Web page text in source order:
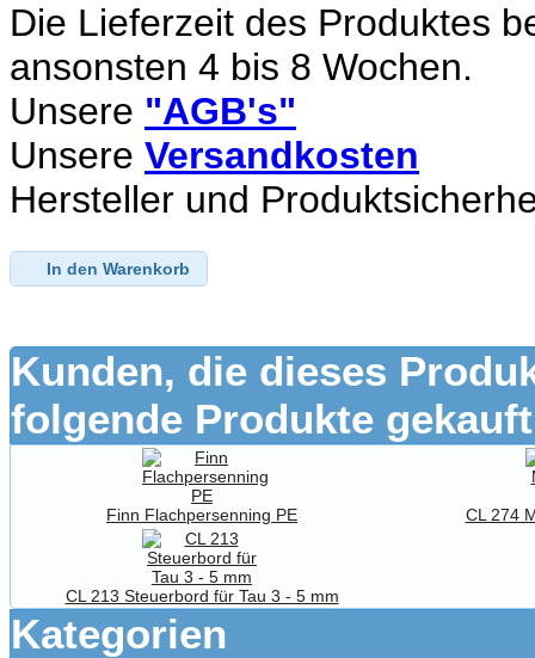
Die Lieferzeit des Produktes
ansonsten 4 bis 8 Wochen.
Unsere "AGB's"
Unsere Versandkosten
Hersteller und
In den Warenkorb
Kunden, die dieses
folgende Produkte
Finn Flachpersenning PE CL 274
CL 213 Steuerbord für Tau 3 - 5 mm
Kategorien